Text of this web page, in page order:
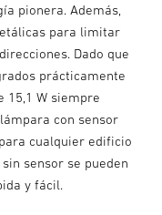
pionera. Además,
para limitar
Dado que
prácticamente
15,1 W siempre
con sensor
cualquier edificio
sensor se pueden
y fácil.